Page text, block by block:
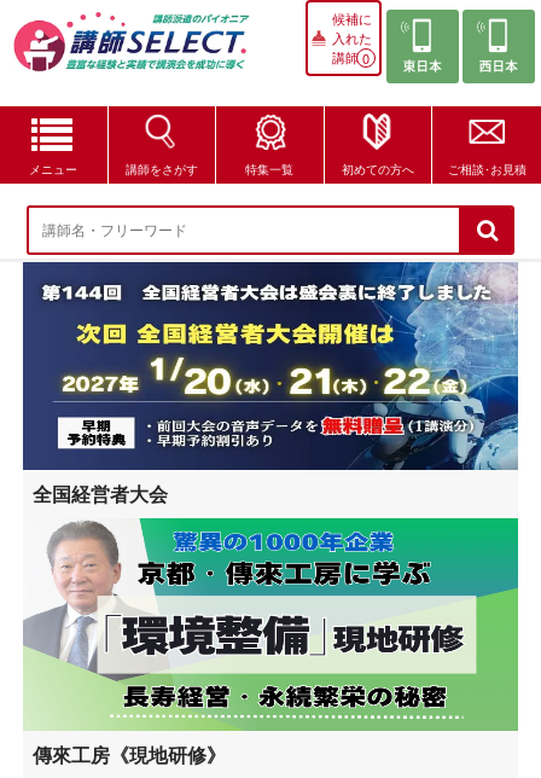
候補に
入れた
講師0
メニュー 講師をさがす 特集一覧 初めての方へ ご相談･お見積
講師をさがす
特集一覧
講師セレクトが選ばれる理由
ブログ・コラム
はじめての方へ
ご相談・お見積
全国経営者大会
傳來工房《現地研修》